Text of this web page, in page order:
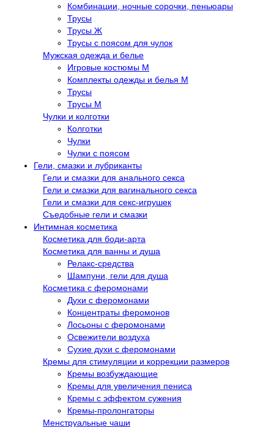
Комбинации, ночные сорочки, пеньюары
Трусы
Трусы Ж
Трусы с поясом для чулок
Мужская одежда и белье
Игровые костюмы М
Комплекты одежды и белья М
Трусы
Трусы М
Чулки и колготки
Колготки
Чулки
Чулки с поясом
Гели, смазки и лубриканты
Гели и смазки для анального секса
Гели и смазки для вагинального секса
Гели и смазки для секс-игрушек
Съедобные гели и смазки
Интимная косметика
Косметика для боди-арта
Косметика для ванны и душа
Релакс-средства
Шампуни, гели для душа
Косметика с феромонами
Духи с феромонами
Концентраты феромонов
Лосьоны с феромонами
Освежители воздуха
Сухие духи с феромонами
Кремы для стимуляции и коррекции размеров
Кремы возбуждающие
Кремы для увеличения пениса
Кремы с эффектом сужения
Кремы-пролонгаторы
Менструальные чаши